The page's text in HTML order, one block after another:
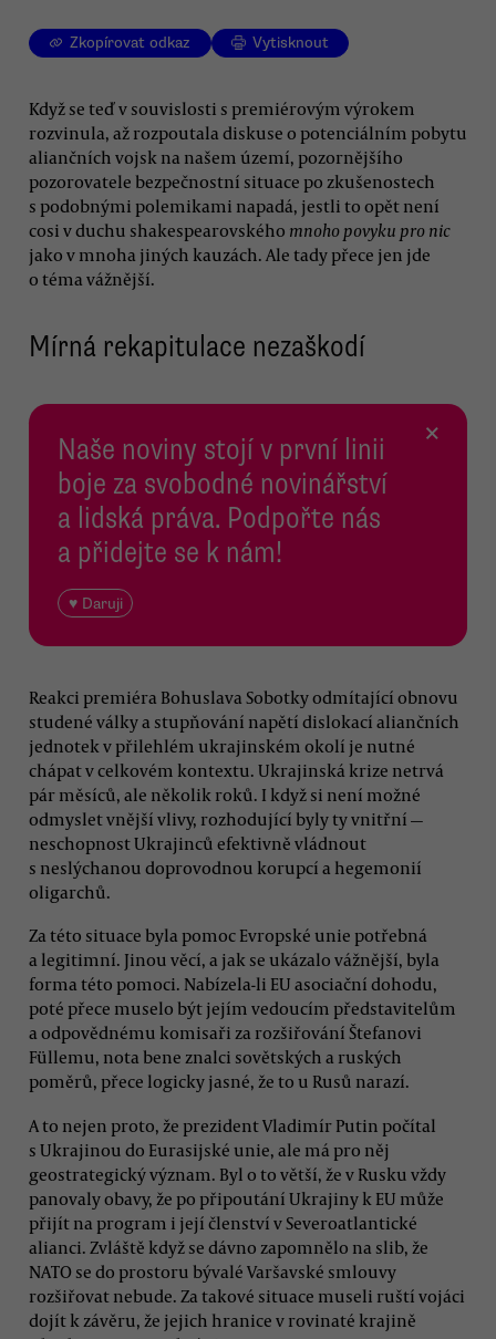
Zkopírovat odkaz Vytisknout
Když se teď v souvislosti s premiérovým výrokem
rozvinula, až rozpoutala diskuse o potenciálním pobytu
aliančních vojsk na našem území, pozornějšího
pozorovatele bezpečnostní situace po zkušenostech
s podobnými polemikami napadá, jestli to opět není
cosi v duchu shakespearovského mnoho povyku pro nic
jako v mnoha jiných kauzách. Ale tady přece jen jde
o téma vážnější.
Mírná rekapitulace nezaškodí
Naše noviny stojí v první linii
boje za svobodné novinářství
a lidská práva. Podpořte nás
a přidejte se k nám!
♥ Daruji
×
Reakci premiéra Bohuslava Sobotky odmítající obnovu
studené války a stupňování napětí dislokací aliančních
jednotek v přilehlém ukrajinském okolí je nutné
chápat v celkovém kontextu. Ukrajinská krize netrvá
pár měsíců, ale několik roků. I když si není možné
odmyslet vnější vlivy, rozhodující byly ty vnitřní —
neschopnost Ukrajinců efektivně vládnout
s neslýchanou doprovodnou korupcí a hegemonií
oligarchů.
Za této situace byla pomoc Evropské unie potřebná
a legitimní. Jinou věcí, a jak se ukázalo vážnější, byla
forma této pomoci. Nabízela-li EU asociační dohodu,
poté přece muselo být jejím vedoucím představitelům
a odpovědnému komisaři za rozšiřování Štefanovi
Füllemu, nota bene znalci sovětských a ruských
poměrů, přece logicky jasné, že to u Rusů narazí.
A to nejen proto, že prezident Vladimír Putin počítal
s Ukrajinou do Eurasijské unie, ale má pro něj
geostrategický význam. Byl o to větší, že v Rusku vždy
panovaly obavy, že po připoutání Ukrajiny k EU může
přijít na program i její členství v Severoatlantické
alianci. Zvláště když se dávno zapomnělo na slib, že
NATO se do prostoru bývalé Varšavské smlouvy
rozšiřovat nebude. Za takové situace museli ruští vojáci
dojít k závěru, že jejich hranice v rovinaté krajině